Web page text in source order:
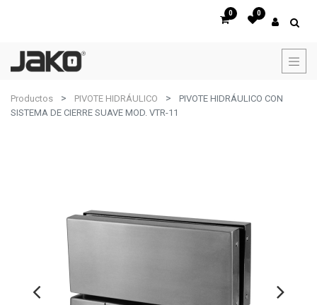
0 0
Productos PIVOTE HIDRÁULICO
PIVOTE HIDRÁULICO CON
SISTEMA DE CIERRE SUAVE MOD. VTR-11